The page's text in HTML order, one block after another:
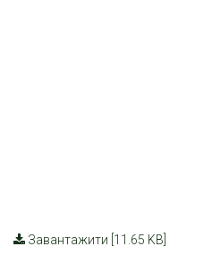
Завантажити [11.65 KB]